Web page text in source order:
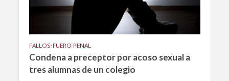
FALLOS•FUERO PENAL
Condena a preceptor por acoso sexual a
tres alumnas de un colegio